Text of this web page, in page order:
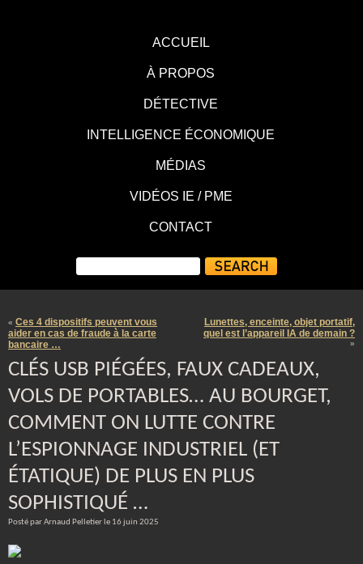
ACCUEIL
À PROPOS
DÉTECTIVE
INTELLIGENCE ÉCONOMIQUE
MÉDIAS
VIDÉOS IE / PME
CONTACT
« Ces 4 dispositifs peuvent vous
aider en cas de fraude à la carte
bancaire …
Lunettes, enceinte, objet portatif,
quel est l’appareil IA de demain ?
»
CLÉS USB PIÉGÉES, FAUX CADEAUX,
VOLS DE PORTABLES… AU BOURGET,
COMMENT ON LUTTE CONTRE
L’ESPIONNAGE INDUSTRIEL (ET
ÉTATIQUE) DE PLUS EN PLUS
SOPHISTIQUÉ …
Posté par Arnaud Pelletier le 16 juin 2025